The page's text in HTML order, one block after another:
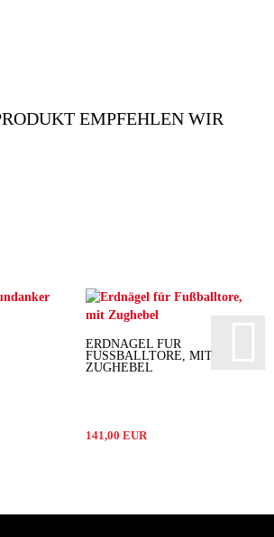
EMPFEHLEN WIR
ERDNÄGEL FÜR
FUSSBALLTORE, MIT Z
UGHEBEL
141,00 EUR